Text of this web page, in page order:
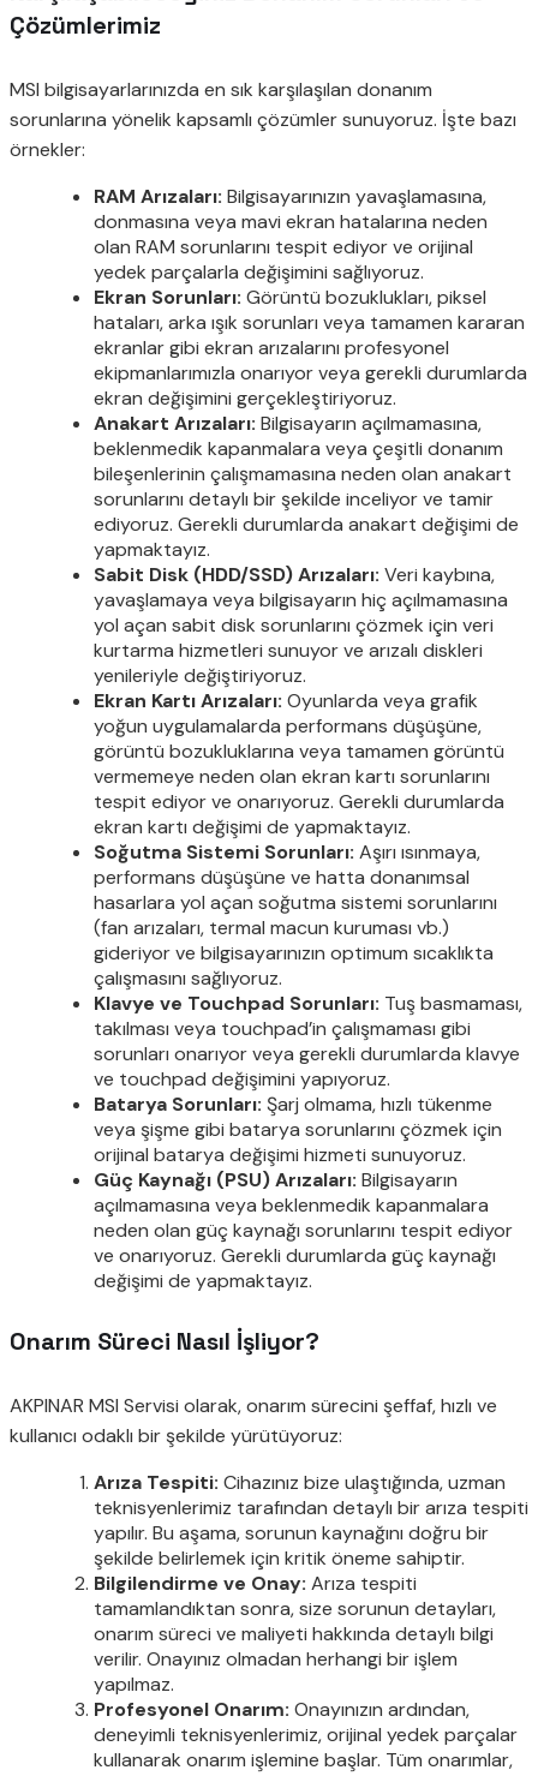
Çözümlerimiz
MSI bilgisayarlarınızda en sık karşılaşılan donanım
sorunlarına yönelik kapsamlı çözümler sunuyoruz. İşte bazı
örnekler:
RAM Arızaları: Bilgisayarınızın yavaşlamasına,
donmasına veya mavi ekran hatalarına neden
olan RAM sorunlarını tespit ediyor ve orijinal
yedek parçalarla değişimini sağlıyoruz.
Ekran Sorunları: Görüntü bozuklukları, piksel
hataları, arka ışık sorunları veya tamamen kararan
ekranlar gibi ekran arızalarını profesyonel
ekipmanlarımızla onarıyor veya gerekli durumlarda
ekran değişimini gerçekleştiriyoruz.
Anakart Arızaları: Bilgisayarın açılmamasına,
beklenmedik kapanmalara veya çeşitli donanım
bileşenlerinin çalışmamasına neden olan anakart
sorunlarını detaylı bir şekilde inceliyor ve tamir
ediyoruz. Gerekli durumlarda anakart değişimi de
yapmaktayız.
Sabit Disk (HDD/SSD) Arızaları: Veri kaybına,
yavaşlamaya veya bilgisayarın hiç açılmamasına
yol açan sabit disk sorunlarını çözmek için veri
kurtarma hizmetleri sunuyor ve arızalı diskleri
yenileriyle değiştiriyoruz.
Ekran Kartı Arızaları: Oyunlarda veya grafik
yoğun uygulamalarda performans düşüşüne,
görüntü bozukluklarına veya tamamen görüntü
vermemeye neden olan ekran kartı sorunlarını
tespit ediyor ve onarıyoruz. Gerekli durumlarda
ekran kartı değişimi de yapmaktayız.
Soğutma Sistemi Sorunları: Aşırı ısınmaya,
performans düşüşüne ve hatta donanımsal
hasarlara yol açan soğutma sistemi sorunlarını
(fan arızaları, termal macun kuruması vb.)
gideriyor ve bilgisayarınızın optimum sıcaklıkta
çalışmasını sağlıyoruz.
Klavye ve Touchpad Sorunları: Tuş basmaması,
takılması veya touchpad’in çalışmaması gibi
sorunları onarıyor veya gerekli durumlarda klavye
ve touchpad değişimini yapıyoruz.
Batarya Sorunları: Şarj olmama, hızlı tükenme
veya şişme gibi batarya sorunlarını çözmek için
orijinal batarya değişimi hizmeti sunuyoruz.
Güç Kaynağı (PSU) Arızaları: Bilgisayarın
açılmamasına veya beklenmedik kapanmalara
neden olan güç kaynağı sorunlarını tespit ediyor
ve onarıyoruz. Gerekli durumlarda güç kaynağı
değişimi de yapmaktayız.
Onarım Süreci Nasıl İşliyor?
AKPINAR MSI Servisi olarak, onarım sürecini şeffaf, hızlı ve
kullanıcı odaklı bir şekilde yürütüyoruz:
Arıza Tespiti: Cihazınız bize ulaştığında, uzman
teknisyenlerimiz tarafından detaylı bir arıza tespiti
yapılır. Bu aşama, sorunun kaynağını doğru bir
şekilde belirlemek için kritik öneme sahiptir.
Bilgilendirme ve Onay: Arıza tespiti
tamamlandıktan sonra, size sorunun detayları,
onarım süreci ve maliyeti hakkında detaylı bilgi
verilir. Onayınız olmadan herhangi bir işlem
yapılmaz.
Profesyonel Onarım: Onayınızın ardından,
deneyimli teknisyenlerimiz, orijinal yedek parçalar
kullanarak onarım işlemine başlar. Tüm onarımlar,